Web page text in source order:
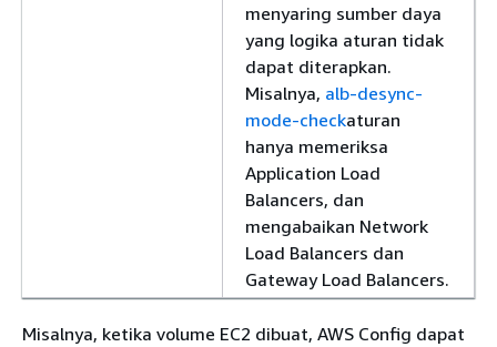
menyaring sumber daya
yang logika aturan tidak
dapat diterapkan.
Misalnya, alb-desync-
mode-checkaturan
hanya memeriksa
Application Load
Balancers, dan
mengabaikan Network
Load Balancers dan
Gateway Load Balancers.
Misalnya, ketika volume EC2 dibuat, AWS Config dapat